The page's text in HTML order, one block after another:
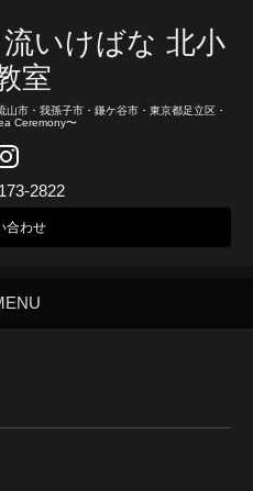
いけばな 北小
室
市・我孫子市・鎌ケ谷市・東京都足立区・
Ceremony〜
2822
合わせ